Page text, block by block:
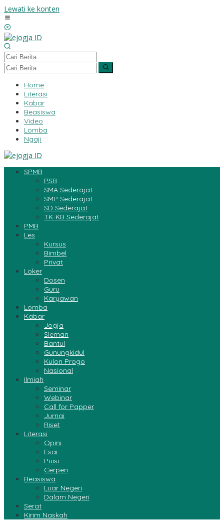
Lewati ke konten
Home
Literasi
Kabar
Beasiswa
Video
Lomba
Ngaji
SPMB
PSB
SMA Sederajat
SMP Sederajat
SD Sederajat
TK-KB Sederajat
PMB
Les
Kursus
Bimbel
Privat
Loker
Dosen
Guru
Karyawan
Lomba
Kabar
Jogja
Sleman
Bantul
Gunungkidul
Kulon Progo
Nasional
Ilmiah
Seminar
Webinar
Call for Papper
Jurnai
Riset
Literasi
Opini
Esai
Puisi
Cerpen
Beasiswa
Luar Negeri
Dalam Negeri
Serat
Kirim Naskah